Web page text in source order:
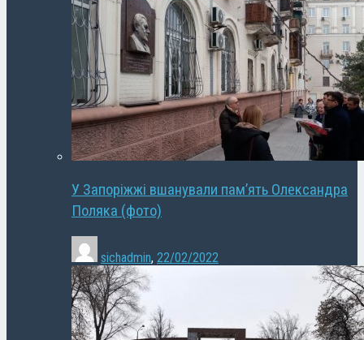
У Запоріжжі вшанували пам’ять Олександра
Поляка (фото)
sichadmin, 22/02/2022